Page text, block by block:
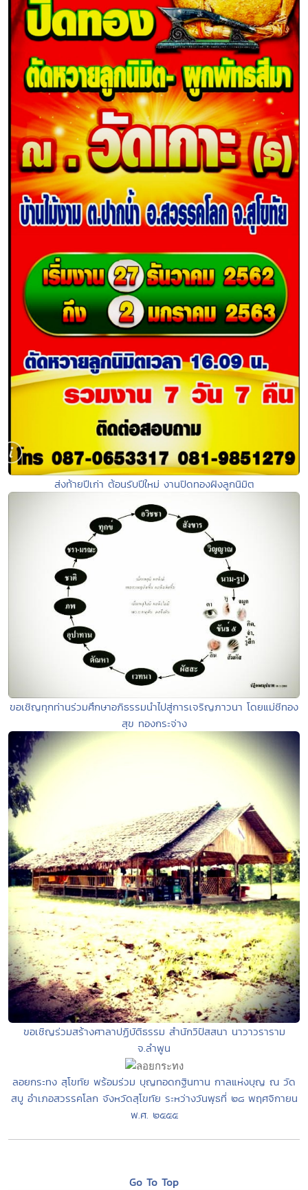
ส่งท้ายปีเก่า ต้อนรับปีใหม่ งานปิดทองฝังลูกนิมิต
ขอเชิญทุกท่านร่วมศึกษาอภิธรรมนำไปสู่การเจริญภาวนา โดยแม่ชีทอง
สุข ทองกระจ่าง
ขอเชิญร่วมสร้างศาลาปฏิบัติธรรม สำนักวิปัสสนา นาวาวราราม
จ.ลำพูน
ลอยกระทง สุโขทัย พร้อมร่วม บุญทอดกฐินทาน กาลแห่งบุญ ณ วัด
สบู อำเภอสวรรคโลก จังหวัดสุโขทัย ระหว่างวันพุธที่ ๒๘ พฤศจิกายน
พ.ศ. ๒๕๕๕
Go To Top